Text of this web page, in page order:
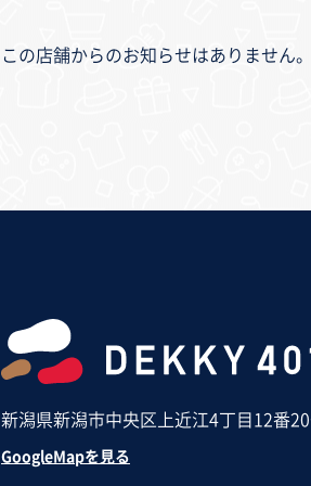
この店舗からのお知らせはありません
新潟県新潟市中央区上近江4丁目12番
GoogleMapを見る